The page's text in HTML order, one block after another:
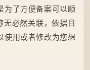
为了方便备案可以顺
无必然关联，依据目
使用或者修改为您想